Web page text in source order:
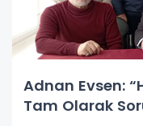
Adnan Evsen:
Tam Olarak